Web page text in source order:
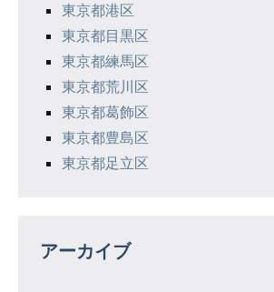
東京都港区
東京都目黒区
東京都練馬区
東京都荒川区
東京都葛飾区
東京都豊島区
東京都足立区
アーカイブ